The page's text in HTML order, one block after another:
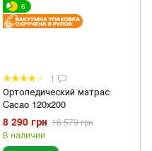
6
1
Ортопедический матрас
Cacao 120х200
8 290 грн 16 579 грн
В наличии